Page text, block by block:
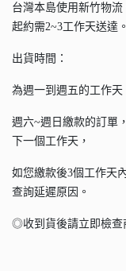
台灣本島使用新竹物
起約需2~3工作天送達。
出貨時間：
為週一到週五的工作天
週六~週日繳款的訂單
下一個工作天，
如您繳款後3個工作天
查詢延遲原因。
◎收到貨後請立即檢查